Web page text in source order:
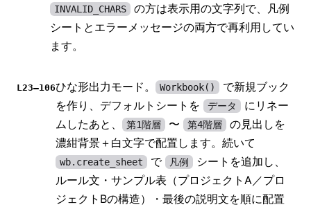
INVALID_CHARS
の方は表示用の文字列で、凡例
シートとエラーメッセージの両方で再利用してい
ます。
L23–106ひな形出力モード。 Workbook()
で新規ブック
を作り、デフォルトシートを
データ
にリネー
ムしたあと、
第1階層 〜 第4階層
の見出しを
濃紺背景＋白文字で配置します。続いて
wb.create_sheet で 凡例
シートを追加し、
ルール文・サンプル表（プロジェクトA／プロ
ジェクトBの構造）・最後の説明文を順に配置